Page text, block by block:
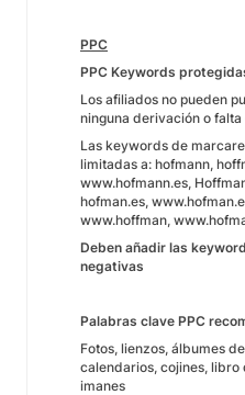
PPC
PPC Keywords
Los afiliados no pueden
ninguna derivación o
Las keywords de
limitadas a: hofmann,
www.hofmann.es,
hofman.es,
www.hoffman,
Deben añadir las
negativas
Palabras clave PPC
Fotos, lienzos, álbumes
calendarios, cojines, libro
imanes